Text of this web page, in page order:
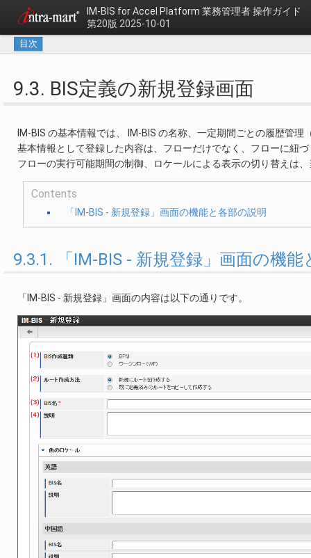
IM-BIS for Accel Platform 業務管理者 操作ガイド
第20版 2025-10-01
目次
9.3. BIS定義の新規登録画面
IM-BIS の基本情報では、 IM-BIS の名称、一定期間ごとの履歴管
基本情報として登録した内容は、フローだけでなく、フローに紐
フローの実行可能期間の制御、ロケールによる表示の切り替えは
Contents
「IM-BIS - 新規登録」画面の機能と各部の説明
9.3.1. 「IM-BIS - 新規登録」画面の機
「IM-BIS - 新規登録」画面の内容は以下の通りです。